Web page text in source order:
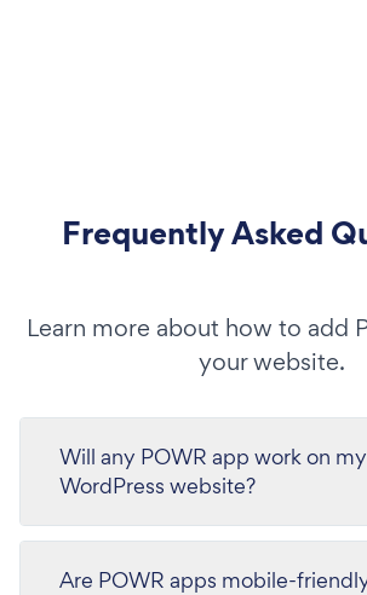
Frequently Asked
Learn more about how to add
your website.
Will any POWR app work on
WordPress website?
Are POWR apps mobile-